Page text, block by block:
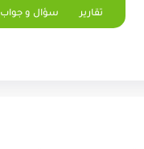
تقارير سؤال و جواب